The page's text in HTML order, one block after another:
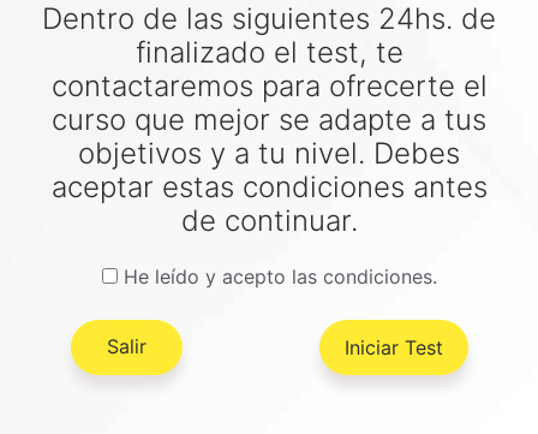
Dentro de las siguientes 24hs. de
finalizado el test, te
contactaremos para ofrecerte el
curso que mejor se adapte a tus
objetivos y a tu nivel. Debes
aceptar estas condiciones antes
de continuar.
He leído y acepto las condiciones.
Salir